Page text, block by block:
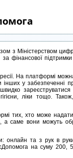
з Міністерством
фінансової
На платформі
у забезпеченні
ліки тощо.
тих, хто може
а саме вони можуть
онлайн та з рук в
на суму